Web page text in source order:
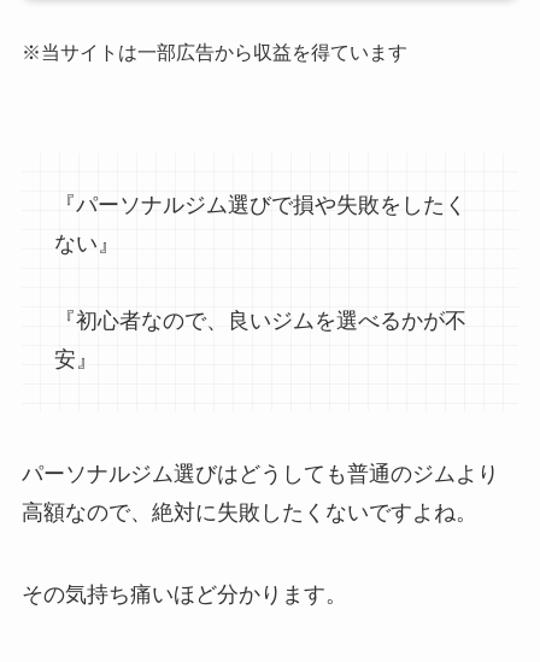
※当サイトは一部広告から収益を得ています
『パーソナルジム選びで損や失敗をしたく
ない』
『初心者なので、良いジムを選べるかが不
安』
パーソナルジム選びはどうしても普通のジムより
高額なので、絶対に失敗したくないですよね。
その気持ち痛いほど分かります。